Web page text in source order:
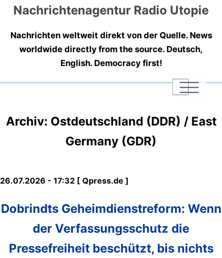
Nachrichtenagentur Radio Utopie
Nachrichten weltweit direkt von der Quelle. News
worldwide directly from the source. Deutsch,
English. Democracy first!
|
|
|
Archiv: Ostdeutschland (DDR) / East
Germany (GDR)
26.07.2026 - 17:32 [ Qpress.de ]
Dobrindts Geheimdienstreform: Wenn
der Verfassungsschutz die
Pressefreiheit beschützt, bis nichts